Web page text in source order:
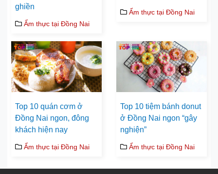
ghiền
Ẩm thực tại Đồng Nai
Ẩm thực tại Đồng Nai
Top 10 quán cơm ở
Đồng Nai ngon, đông
khách hiện nay
Ẩm thực tại Đồng Nai
Top 10 tiệm bánh donut
ở Đồng Nai ngon “gây
nghiện”
Ẩm thực tại Đồng Nai